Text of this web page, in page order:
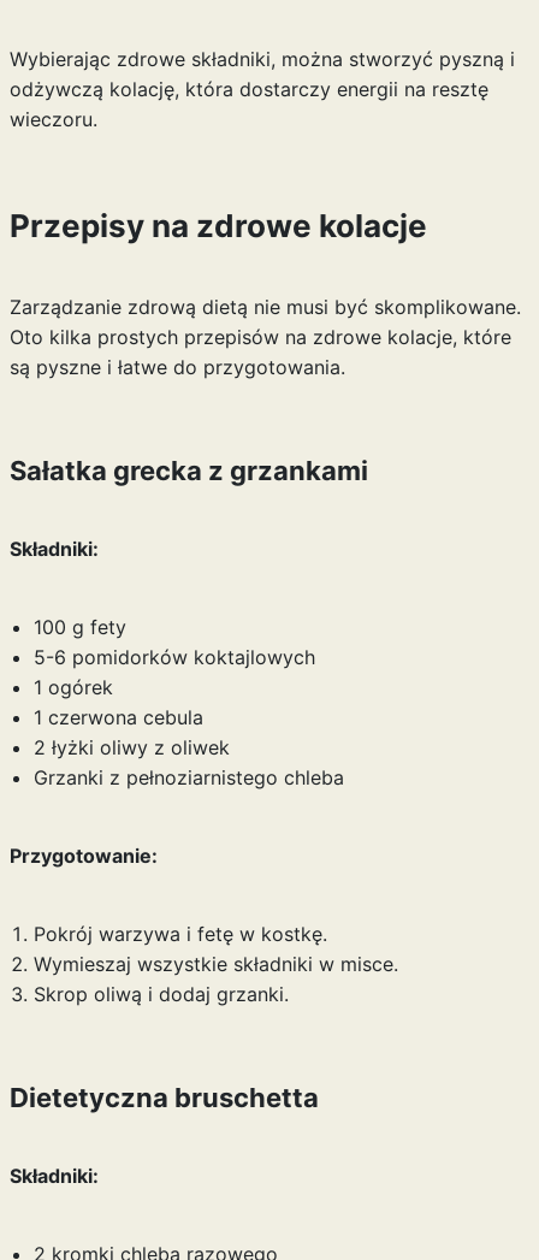
Wybierając zdrowe składniki, można stworzyć pyszną i
odżywczą kolację, która dostarczy energii na resztę
wieczoru.
Przepisy na zdrowe kolacje
Zarządzanie zdrową dietą nie musi być skomplikowane.
Oto kilka prostych przepisów na zdrowe kolacje, które
są pyszne i łatwe do przygotowania.
Sałatka grecka z grzankami
Składniki:
100 g fety
5-6 pomidorków koktajlowych
1 ogórek
1 czerwona cebula
2 łyżki oliwy z oliwek
Grzanki z pełnoziarnistego chleba
Przygotowanie:
Pokrój warzywa i fetę w kostkę.
Wymieszaj wszystkie składniki w misce.
Skrop oliwą i dodaj grzanki.
Dietetyczna bruschetta
Składniki:
2 kromki chleba razowego